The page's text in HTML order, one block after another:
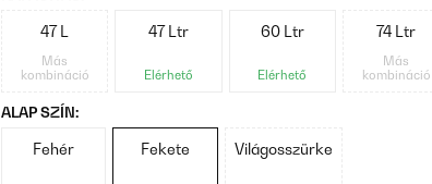
47 L
Más
kombináció
47 Ltr
Elérhető
60 Ltr
Elérhető
74 Ltr
Más
kombináció
ALAP SZÍN:
Fehér Fekete Világosszürke